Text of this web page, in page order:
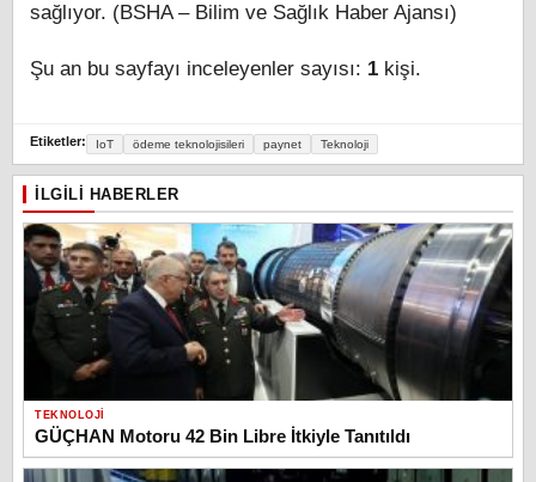
sağlıyor. (BSHA – Bilim ve Sağlık Haber Ajansı)
Şu an bu sayfayı inceleyenler sayısı: 1 kişi.
Etiketler: IoT ödeme teknolojisileri paynet Teknoloji
İLGILI HABERLER
TEKNOLOJI
GÜÇHAN Motoru 42 Bin Libre İtkiyle Tanıtıldı